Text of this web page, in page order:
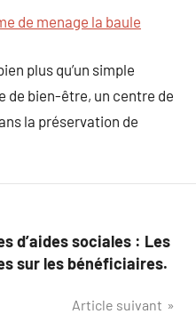
de menage la baule
plus qu’un simple
de bien-être, un centre de
la préservation de
d’aides sociales : Les
sur les bénéficiaires.
Article suivant